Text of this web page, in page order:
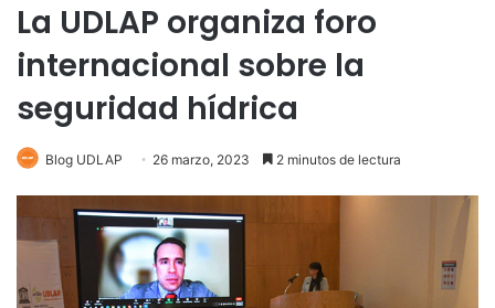
La UDLAP organiza foro
internacional sobre la
seguridad hídrica
Blog UDLAP 26 marzo, 2023 2 minutos de lectura